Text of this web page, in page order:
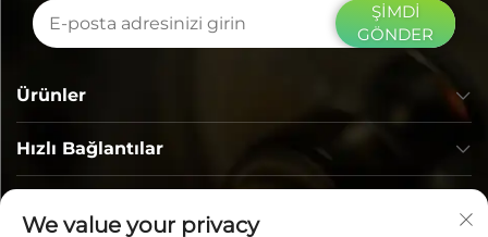
ŞİMDİ
GÖNDER
Hızlı Bağlantılar
Ürünler
We value your privacy